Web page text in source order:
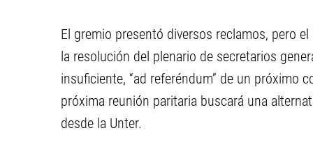
El gremio presentó diversos reclamos, pero
la resolución del plenario de secretarios
insuficiente, “ad referéndum” de un próximo
próxima reunión paritaria buscará una
desde la Unter.